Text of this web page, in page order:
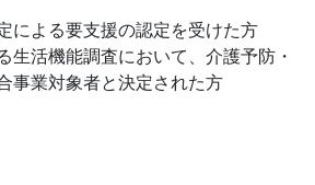
による要支援の認定を受けた方
生活機能調査において、介護予防・
事業対象者と決定された方